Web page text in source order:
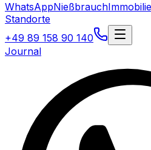
WhatsAppNießbrauch
Standorte
+49 89 158 90 140
Journal